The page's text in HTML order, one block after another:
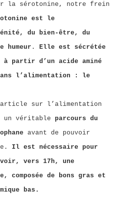
la sérotonine, notre frein
est le
du bien-être, du
humeur . Elle est sécrétée
à partir d’un acide aminé
l’alimentation : le
sur l’alimentation
un véritable parcours du
avant de pouvoir
Il est nécessaire pour
vers 17h, une
composée de bons gras et
bas.